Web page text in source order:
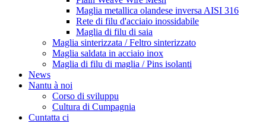
Maglia metallica olandese inversa AISI 316
Rete di filu d'acciaio inossidabile
Maglia di filu di saia
Maglia sinterizzata / Feltro sinterizzato
Maglia saldata in acciaio inox
Maglia di filu di maglia / Pins isolanti
News
Nantu à noi
Corso di sviluppu
Cultura di Cumpagnia
Cuntatta ci